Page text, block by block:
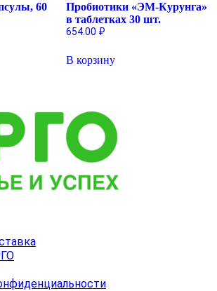
60
Пробиотики «ЭМ-Курунга»
в таблетках 30 шт.
654.00 ₽
В корзину